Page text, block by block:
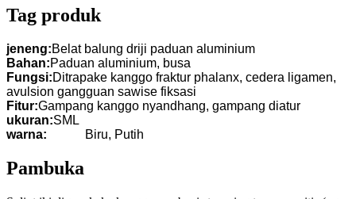
Tag produk
jeneng:Belat balung driji paduan aluminium
Bahan:Paduan aluminium, busa
Fungsi:Ditrapake kanggo fraktur phalanx, cedera ligamen,
avulsion gangguan sawise fiksasi
Fitur:Gampang kanggo nyandhang, gampang diatur
ukuran:SML
warna:
Biru, Putih
Pambuka